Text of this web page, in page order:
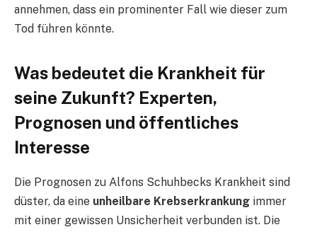
annehmen, dass ein prominenter Fall wie dieser zum
Tod führen könnte.
Was bedeutet die Krankheit für
seine Zukunft? Experten,
Prognosen und öffentliches
Interesse
Die Prognosen zu Alfons Schuhbecks Krankheit sind
düster, da eine unheilbare Krebserkrankung immer
mit einer gewissen Unsicherheit verbunden ist. Die